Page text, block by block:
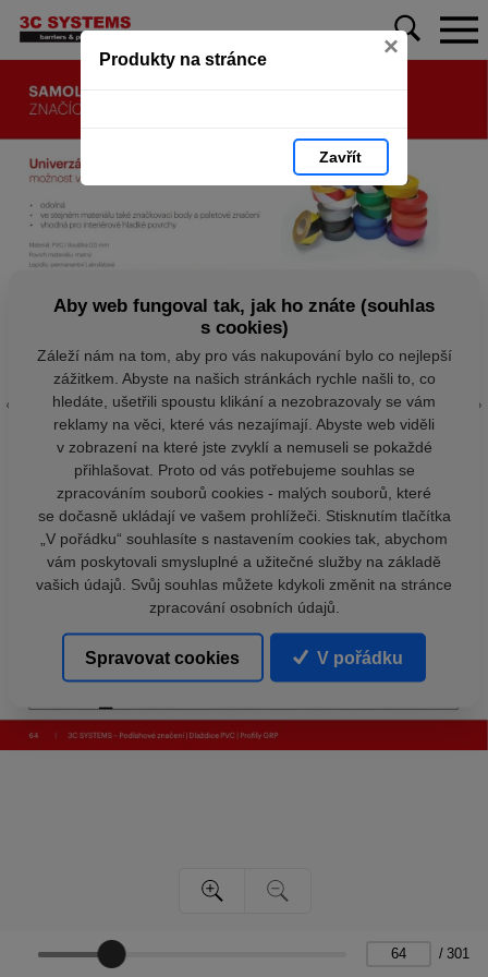
Produkty na stránce ×
Zavřít
/ 301
Aby web fungoval tak, jak ho znáte (souhlas
s cookies)
Záleží nám na tom, aby pro vás nakupování bylo co nejlepší
zážitkem. Abyste na našich stránkách rychle našli to, co
hledáte, ušetřili spoustu klikání a nezobrazovaly se vám
reklamy na věci, které vás nezajímají. Abyste web viděli
v zobrazení na které jste zvyklí a nemuseli se pokaždé
přihlašovat. Proto od vás potřebujeme souhlas se
zpracováním souborů cookies - malých souborů, které
se dočasně ukládají ve vašem prohlížeči. Stisknutím tlačítka
„V pořádku“ souhlasíte s nastavením cookies tak, abychom
vám poskytovali smysluplné a užitečné služby na základě
vašich údajů. Svůj souhlas můžete kdykoli změnit na stránce
zpracování osobních údajů.
Spravovat cookies V pořádku